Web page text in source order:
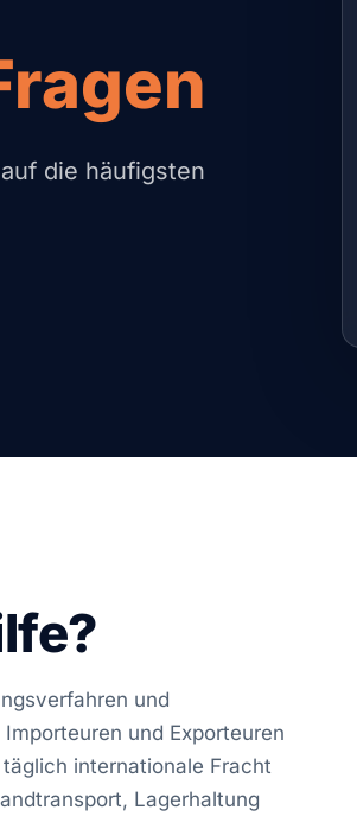
die häufigsten
und
und Exporteuren
internationale Fracht
Lagerhaltung